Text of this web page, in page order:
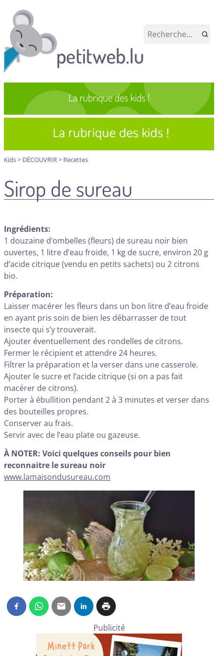
Kids> DÉCOUVRIR> Recettes
Sirop de sureau
Ingrédients:
1 douzaine d’ombelles (fleurs) de sureau noir bien
ouvertes, 1 litre d’eau froide, 1 kg de sucre, environ 20 g
d’acide citrique (vendu en petits sachets) ou 2 citrons
bio.
Préparation:
Laisser macérer les fleurs dans un bon litre d’eau froide
en ayant pris soin de bien les débarrasser de tout
insecte qui s’y trouverait.
Ajouter éventuellement des rondelles de citrons.
Fermer le récipient et attendre 24 heures.
Filtrer la préparation et la verser dans une casserole.
Ajouter le sucre et l’acide citrique (si on a pas fait
macérer de citrons).
Porter à ébullition pendant 2 à 3 minutes et verser dans
des bouteilles propres.
Conserver au frais.
Servir avec de l’eau plate ou gazeuse.
À NOTER: Voici quelques conseils pour bien
reconnaitre le sureau noir
www.lamaisondusureau.com
Publicité